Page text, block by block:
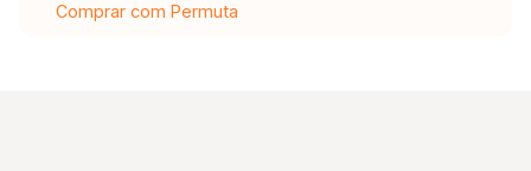
Comprar com Permuta